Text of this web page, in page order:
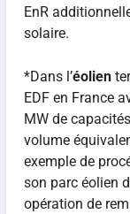
EnR
solaire.
*Dans l’éolien
EDF en France
MW de
volume
exemple de
son parc éolien
opération de